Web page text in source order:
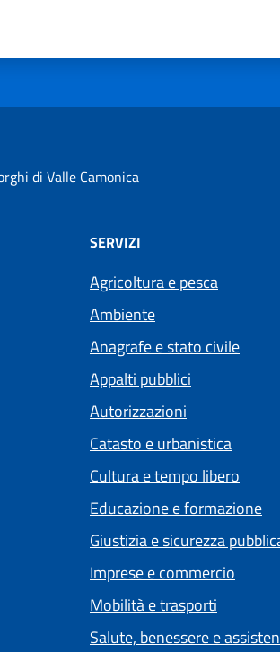
di Valle Camonica
SERVIZI
Agricoltura e pesca
Ambiente
Anagrafe e stato civile
Appalti pubblici
Autorizzazioni
Catasto e urbanistica
Cultura e tempo libero
Educazione e formazione
Giustizia e sicurezza
Imprese e commercio
Mobilità e trasporti
Salute, benessere e